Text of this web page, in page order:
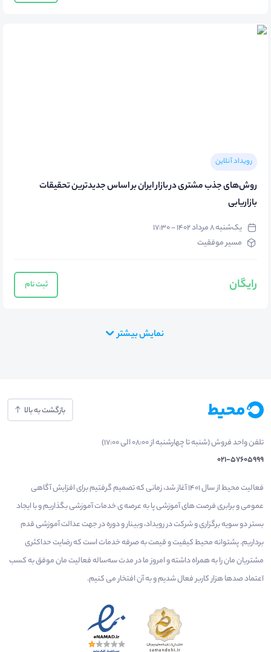
رویداد آنلاین
روش‌های جذب مشتری در بازار ایران بر اساس جدیدترین تحقیقات
بازاریابی
یک‌شنبه ۸ مرداد ۱۴۰۲ - ۱۷:۳۰
مسیر موفقیت
رایگان ثبت نام
نمایش بیشتر
بازگشت به بالا
تلفن واحد فروش (شنبه تا چهارشنبه از 08:00 الی 17:00)
021-57605999
فعالیت محیط از سال 1401 آغاز شد، زمانی که تصمیم گرفتیم برای افزایش آگاهی
عمومی و برابری فرصت های آموزشی پا به عرصه ی خدمات آموزشی بگذاریم و با ایجاد
بستر دو سویه برگزاری و شرکت در رویداد، وبینار و دوره در جهت عدالت آموزشی قدم
برداریم. پشتوانه محیط کیفیت و قیمت به صرفه خدمات است که رضایت حداکثری
مشتریان مان را به همراه داشته و امروز ما در مدت سه‌ساله فعالیت مان موفق به کسب
اعتماد صدها هزار کاربر فعال شدیم و به آن افتخار می‌ کنیم.